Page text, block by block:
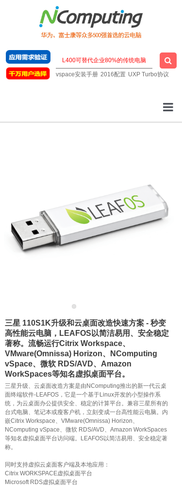
vspace安装手册 2016配置 UXP Turbo协议
三星 110S1K升级和云桌面改造快速方案 - 秒变
高性能云电脑，LEAFOS以简洁易用、安全稳定
著称。流畅运行Citrix Workspace、
VMware(Omnissa) Horizon、NComputing
vSpace、微软 RDS/AVD、Amazon
WorkSpaces等知名虚拟桌面平台。
三星升级、云桌面改造方案是由NComputing推出的新一代云桌
面终端软件-LEAFOS，它是一个基于Linux开发的小型操作系
统，为云桌面办公提供安全、稳定的计算平台。兼容三星所有的
台式电脑、笔记本或瘦客户机，立刻变成一台高性能云电脑。内
嵌Citrix Workspace、VMware(Omnissa) Horizon、
NComputing vSpace、微软 RDS/AVD、Amazon WorkSpaces
等知名虚拟桌面平台访问端。LEAFOS以简洁易用、安全稳定著
称。
同时支持虚拟云桌面客户端及本地应用：
Citrix WORKSPACE虚拟桌面平台
Microsoft RDS虚拟桌面平台